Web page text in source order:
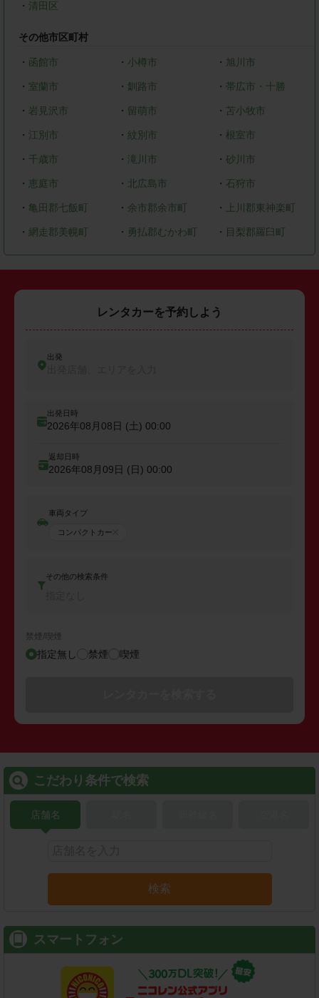
・ 清田区
その他市区町村
・ 函館市 ・ 小樽市 ・ 旭川市
・ 室蘭市 ・ 釧路市 ・ 帯広市・十勝
・ 岩見沢市 ・ 留萌市 ・苫小牧市
・ 江別市 ・ 紋別市 ・ 根室市
・ 千歳市 ・ 滝川市 ・砂川市
・ 恵庭市 ・ 北広島市 ・ 石狩市
・ 亀田郡七飯町 ・ 余市郡余市町 ・ 上川郡東神楽町
・ 網走郡美幌町 ・ 勇払郡むかわ町 ・ 目梨郡羅臼町
レンタカーを予約しよう
出発
出発日時
2026年08月08日 (土) 00:00
返却日時
2026年08月09日 (日) 00:00
車両タイプ
コンパクトカー
その他の検索条件
禁煙/喫煙
指定無し 禁煙 喫煙
こだわり条件で検索
店舗名
検索
スマートフォン